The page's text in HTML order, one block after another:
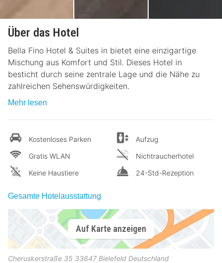
Über das Hotel
Bella Fino Hotel & Suites in bietet eine einzigartige
Mischung aus Komfort und Stil. Dieses Hotel in
besticht durch seine zentrale Lage und die Nähe zu
zahlreichen Sehenswürdigkeiten.
Mehr lesen
Kostenloses Parken
Gratis WLAN
Keine Haustiere
Aufzug
Nichtraucherhotel
24-Std-Rezeption
Gesamte Hotelausstattung
Auf Karte anzeigen
Cheruskerstraße 35 33647 Bielefeld Deutschland